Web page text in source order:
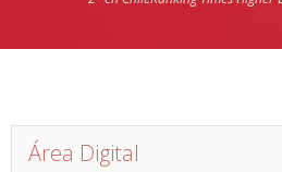
Área Digital